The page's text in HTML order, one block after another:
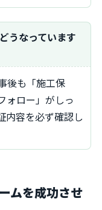
うなっています
ォロー」がしっ
内容を必ず確認し
ムを成功させ